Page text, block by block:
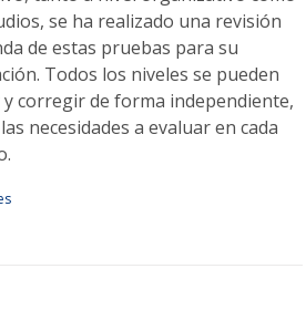
se ha realizado una revisión
de estas pruebas para su
Todos los niveles se pueden
y corregir de forma independiente,
necesidades a evaluar en cada